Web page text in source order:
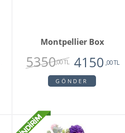
Montpellier Box
5350,00 TL 4150 ,00 TL
GÖNDER